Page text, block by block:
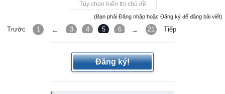
Tùy chọn hiển thị chủ đề
(Bạn phải Đăng nhập hoặc Đăng ký để đăng bài viết)
Trước 1 ← 3 4 5 6 7
→ 21 Tiếp
Đăng ký!